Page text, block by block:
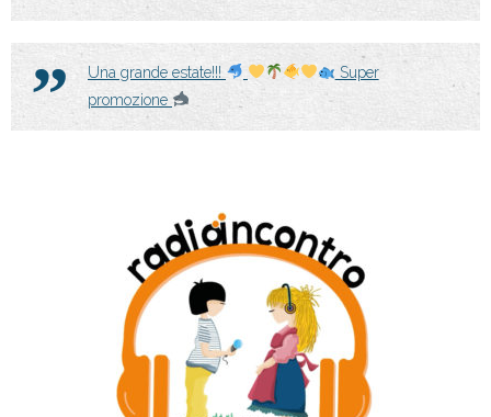
Una grande estate!!!
Super
promozione